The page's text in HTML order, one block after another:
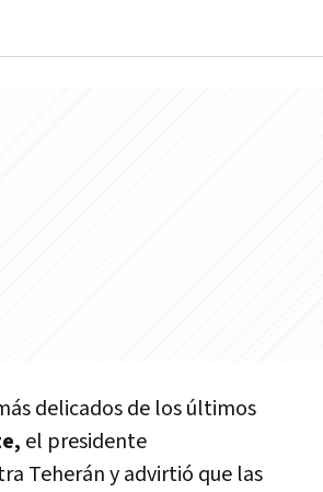
delicados de los últimos
el presidente
Teherán y advirtió que las